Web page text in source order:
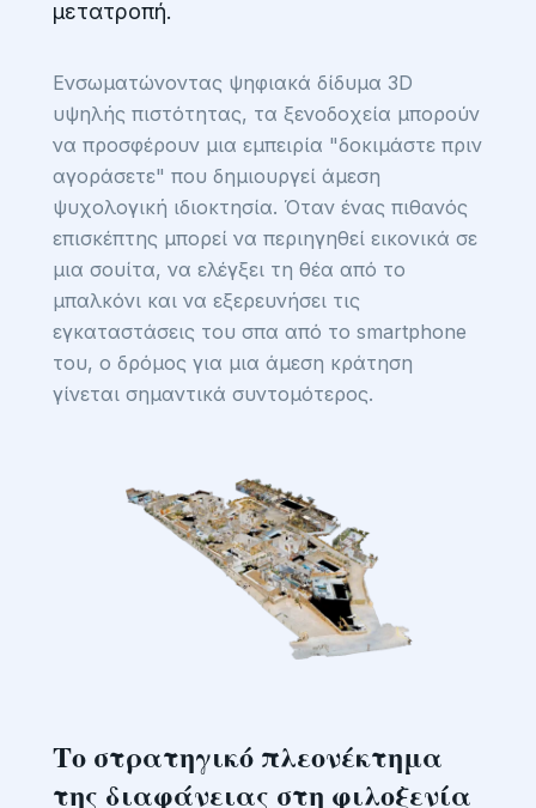
μετατροπή.
Ενσωματώνοντας ψηφιακά δίδυμα 3D
υψηλής πιστότητας, τα ξενοδοχεία μπορούν
να προσφέρουν μια εμπειρία "δοκιμάστε πριν
αγοράσετε" που δημιουργεί άμεση
ψυχολογική ιδιοκτησία. Όταν ένας πιθανός
επισκέπτης μπορεί να περιηγηθεί εικονικά σε
μια σουίτα, να ελέγξει τη θέα από το
μπαλκόνι και να εξερευνήσει τις
εγκαταστάσεις του σπα από το smartphone
του, ο δρόμος για μια άμεση κράτηση
γίνεται σημαντικά συντομότερος.
Το στρατηγικό πλεονέκτημα
της διαφάνειας στη φιλοξενία